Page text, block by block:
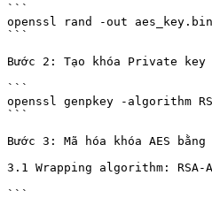
```
openssl rand -out
```
Bước 2: Tạo khóa Private key
```
openssl genpkey -algorithm
```
Bước 3: Mã hóa khóa AES
3.1 Wrapping algorithm: RSA-
```